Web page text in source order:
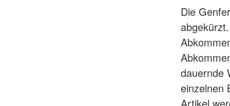
Die
dauernde
einzelnen
Artikel